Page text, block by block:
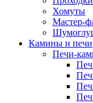
Хомуты
Мастер-
Камины и печи
Печи-